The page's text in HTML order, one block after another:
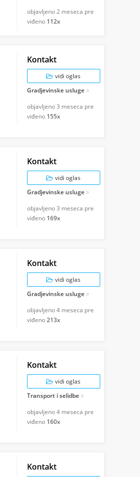
objavljeno2 meseca pre
viđeno 112x
Kontakt
vidi oglas
Gradjevinske usluge
objavljeno3 meseca pre
viđeno 155x
Kontakt
vidi oglas
Gradjevinske usluge
objavljeno3 meseca pre
viđeno 169x
Kontakt
vidi oglas
Gradjevinske usluge
objavljeno4 meseca pre
viđeno213x
Kontakt
vidi oglas
Transport i selidbe
objavljeno4 meseca pre
viđeno 160x
Kontakt